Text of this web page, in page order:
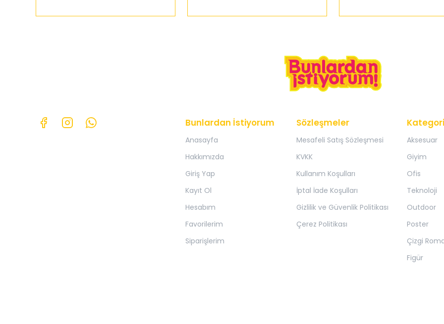
Bunlardan İstiyorum
Anasayfa
Hakkımızda
Giriş Yap
Kayıt Ol
Hesabım
Favorilerim
Siparişlerim
Sözleşmeler
Mesafeli Satış Sözleşmesi
KVKK
Kullanım Koşulları
İptal İade Koşulları
Gizlilik ve Güvenlik Politikası
Çerez Politikası
Aksesuar
Giyim
Ofis
Teknoloji
Outdoor
Poster
Çizgi
Figür